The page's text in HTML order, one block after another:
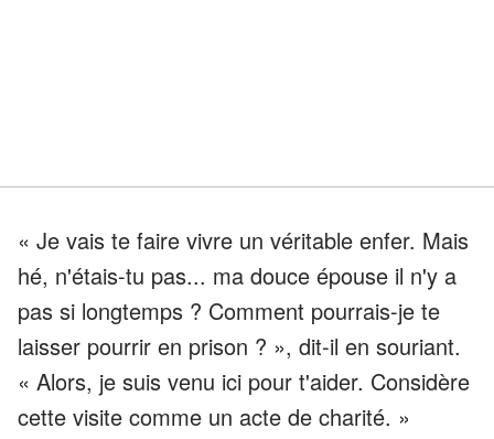
« Je vais te faire vivre un véritable enfer. Mais
hé, n'étais-tu pas... ma douce épouse il n'y a
pas si longtemps ? Comment pourrais-je te
laisser pourrir en prison ? », dit-il en souriant.
« Alors, je suis venu ici pour t'aider. Considère
cette visite comme un acte de charité. »